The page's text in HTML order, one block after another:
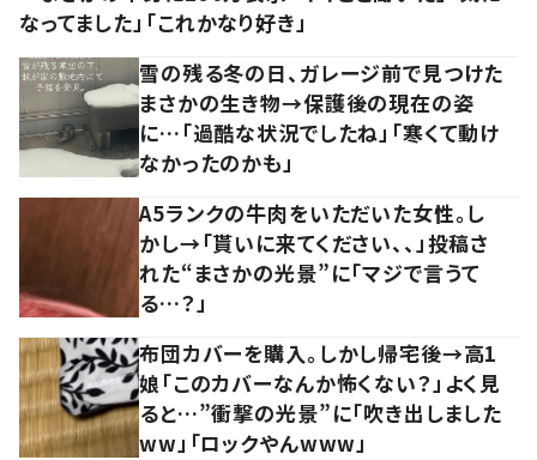
なってました」「これかなり好き」
雪の残る冬の日、ガレージ前で見つけた
まさかの生き物→保護後の現在の姿
に…「過酷な状況でしたね」「寒くて動け
なかったのかも」
A5ランクの牛肉をいただいた女性。し
かし→「貰いに来てください、、」投稿さ
れた“まさかの光景”に「マジで言うて
る…？」
布団カバーを購入。しかし帰宅後→高1
娘「このカバーなんか怖くない？」よく見
ると…”衝撃の光景”に「吹き出しました
ww」「ロックやんwww」